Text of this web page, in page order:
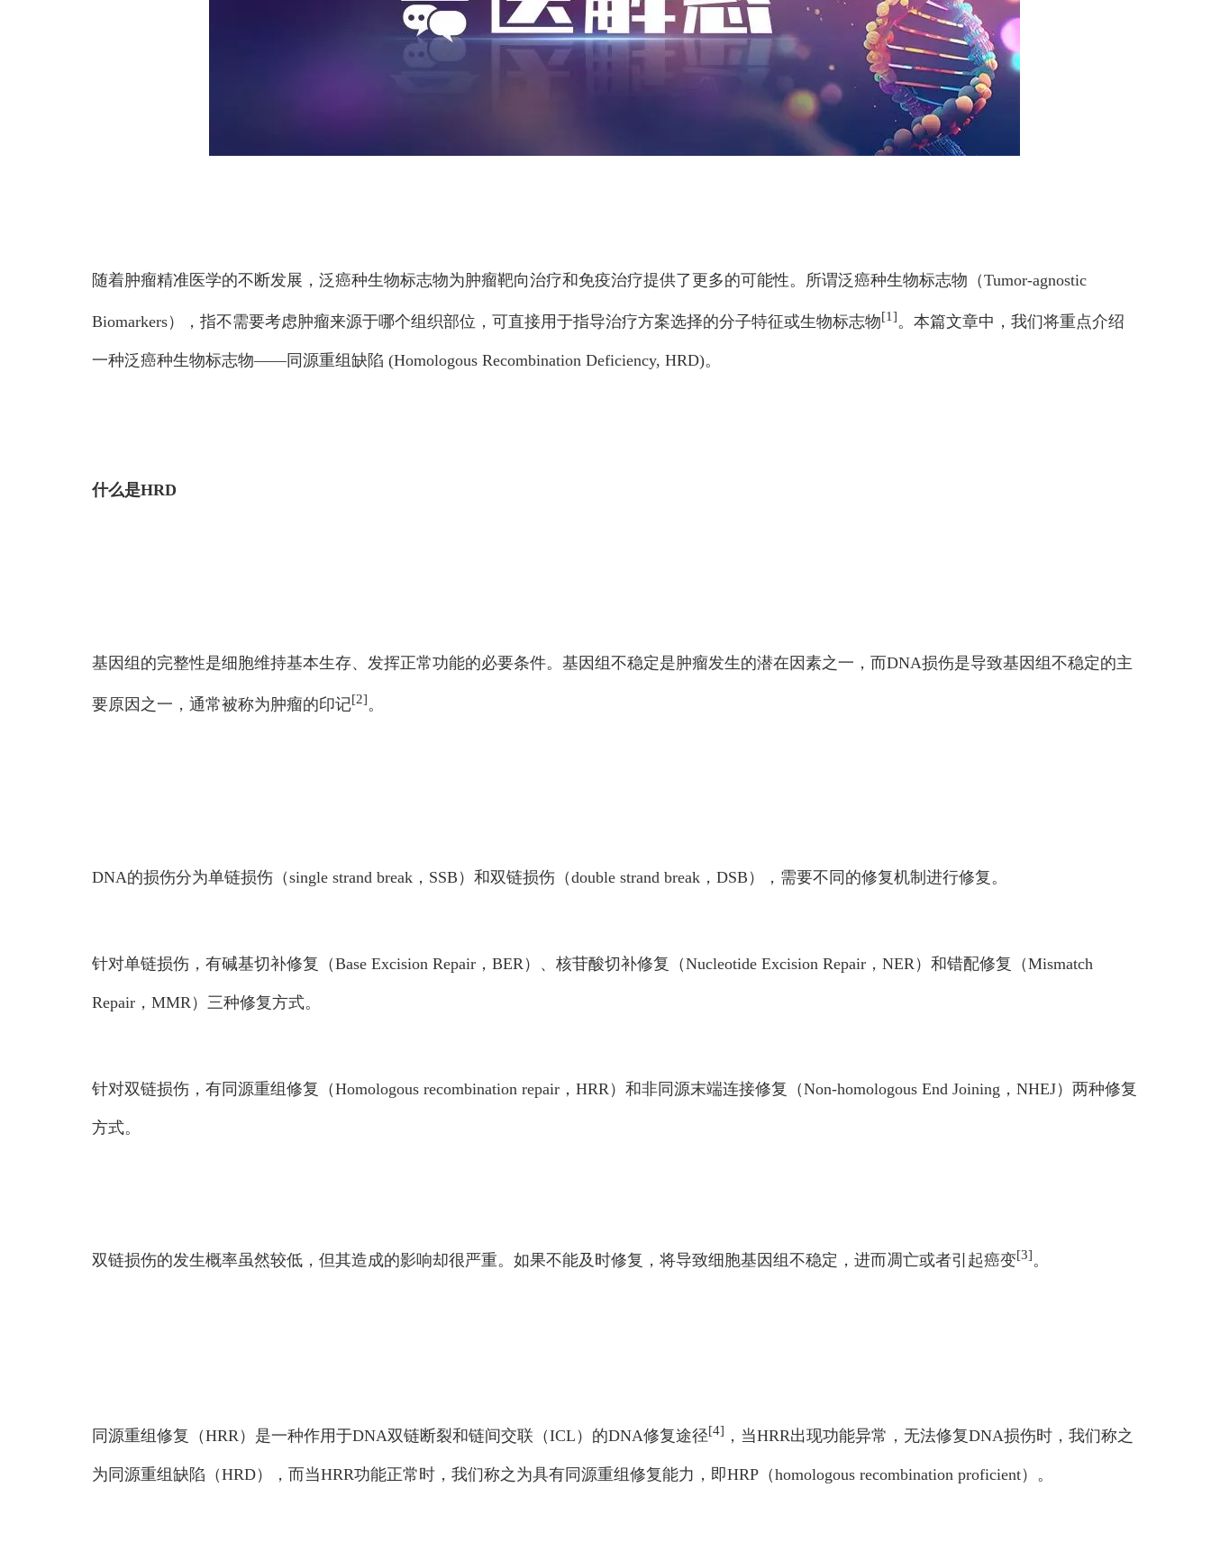
随着肿瘤精准医学的不断发展，泛癌种生物标志物为肿瘤靶向治疗和免疫治疗提供了更多的可能性。所谓泛癌种生物标志物（Tumor-agnostic
Biomarkers），指不需要考虑肿瘤来源于哪个组织部位，可直接用于指导治疗方案选择的分子特征或生物标志物[1]。本篇文章中，我们将重点介绍
一种泛癌种生物标志物——同源重组缺陷 (Homologous Recombination Deficiency, HRD)。
什么是HRD
基因组的完整性是细胞维持基本生存、发挥正常功能的必要条件。基因组不稳定是肿瘤发生的潜在因素之一，而DNA损伤是导致基因组不稳定的主
要原因之一，通常被称为肿瘤的印记[2]。
DNA的损伤分为单链损伤（single strand break，SSB）和双链损伤（double strand break，DSB），需要不同的修复机制进行修复。
针对单链损伤，有碱基切补修复（Base Excision Repair，BER）、核苷酸切补修复（Nucleotide Excision Repair，NER）和错配修复（Mismatch
Repair，MMR）三种修复方式。
针对双链损伤，有同源重组修复（Homologous recombination repair，HRR）和非同源末端连接修复（Non-homologous End Joining，NHEJ）两种修复
方式。
双链损伤的发生概率虽然较低，但其造成的影响却很严重。如果不能及时修复，将导致细胞基因组不稳定，进而凋亡或者引起癌变[3]。
同源重组修复（HRR）是一种作用于DNA双链断裂和链间交联（ICL）的DNA修复途径[4] ，当HRR出现功能异常，无法修复DNA损伤时，我们称之
为同源重组缺陷（HRD），而当HRR功能正常时，我们称之为具有同源重组修复能力，即HRP（homologous recombination proficient）。